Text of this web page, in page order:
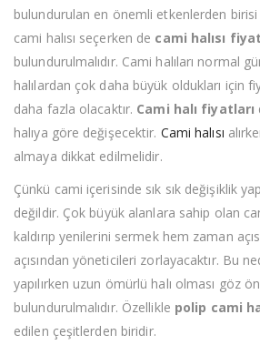
bulundurulan en önemli etkenlerden
cami halısı seçerken de cami halısı
bulundurulmalıdır. Cami halıları normal
halılardan çok daha büyük oldukları için
daha fazla olacaktır. Cami halı fiyatları
halıya göre değişecektir. Cami halısı
almaya dikkat edilmelidir.
Çünkü cami içerisinde sık sık değişiklik
değildir. Çok büyük alanlara sahip olan
kaldırıp yenilerini sermek hem zaman
açısından yöneticileri zorlayacaktır. Bu
yapılırken uzun ömürlü halı olması göz
bulundurulmalıdır. Özellikle polip cami
edilen çeşitlerden biridir.